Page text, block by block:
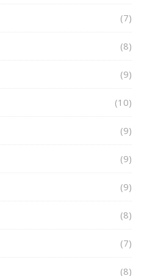
(7)
(8)
(9)
(10)
(9)
(9)
(9)
(8)
(7)
(8)